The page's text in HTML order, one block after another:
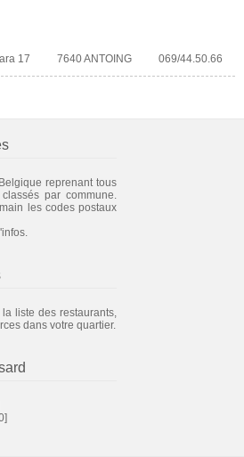
17 7640 ANTOING 069/44.50.66
reprenant tous
par commune.
les codes postaux
liste des restaurants,
dans votre quartier.